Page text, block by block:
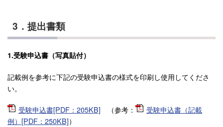
3．提出書類
1.受験申込書（写真貼付）
記載例を参考に下記の受験申込書の様式を印刷し使用してくださ
い。
受験申込書[PDF：205KB] （参考：
受験申込書（記載
例）[PDF：250KB]）